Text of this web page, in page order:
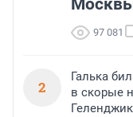
97 081
2
Галька
в скорые